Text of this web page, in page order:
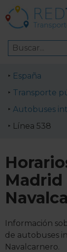
España
Transporte
Autobuses
Línea 538
Madrid
Información
de autobuses
Navalcarnero.